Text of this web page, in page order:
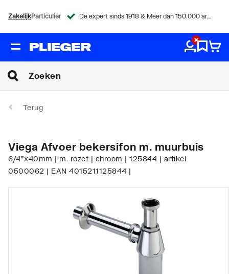
ZakelijkParticulier De expert sinds 1918 & Meer dan 150.000 artikelen
Terug
Viega Afvoer bekersifon m. muurbuis
6/4"x40mm | m. rozet | chroom | 125844 | artikel
0500062 | EAN 4015211125844 |